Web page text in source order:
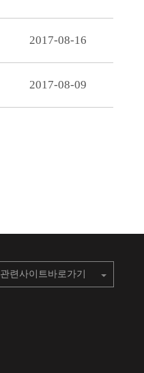
2017-08-16
2017-08-09
관련사이트바로가기